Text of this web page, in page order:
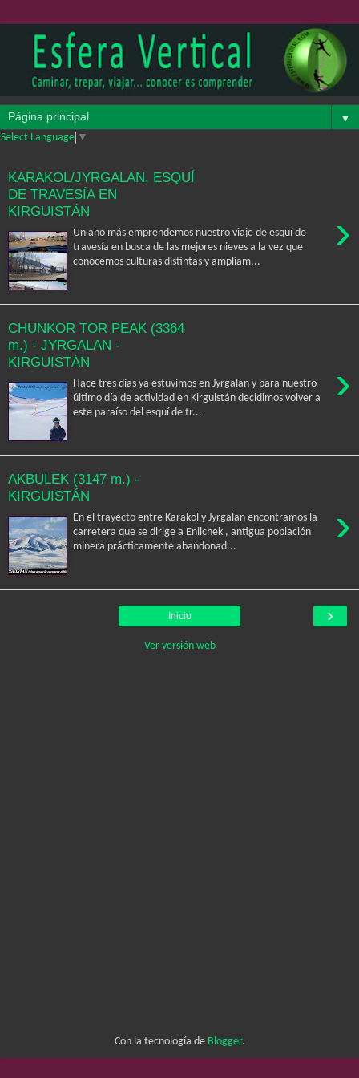
▼
Select Language ▼
KARAKOL/JYRGALAN, ESQUÍ
DE TRAVESÍA EN
KIRGUISTÁN
›
Un año más emprendemos nuestro viaje de esquí de
travesía en busca de las mejores nieves a la vez que
conocemos culturas distintas y ampliam...
CHUNKOR TOR PEAK (3364
m.) - JYRGALAN -
KIRGUISTÁN
›
Hace tres días ya estuvimos en Jyrgalan y para nuestro
último día de actividad en Kirguistán decidimos volver a
este paraíso del esquí de tr...
AKBULEK (3147 m.) -
KIRGUISTÁN
›
En el trayecto entre Karakol y Jyrgalan encontramos la
carretera que se dirige a Enilchek , antigua población
minera prácticamente abandonad...
›
Inicio
Ver versión web
Con la tecnología de Blogger.